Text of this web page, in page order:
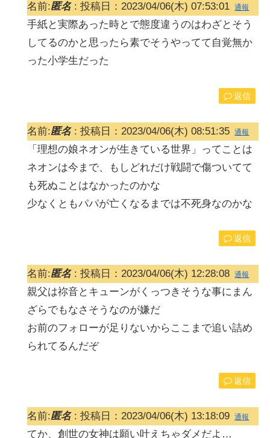
名前:匿名: 投稿日：2023/04/06(木) 07:53:01 通報
手紙と実際あった時とで態度違うのはわざとそう
してるのかと思ったら素でそうやってて自覚無か
った小学生だった
返信
名前:匿名: 投稿日：2023/04/06(木) 08:51:35 通報
「理想の娘ネオンが生きている世界」ってことは
ネオンは今まで、もしどれだけ戦闘で傷ついてて
も死ぬことはなかったのかな
少なくともパパが亡くなるまでは不死身なのかな
返信
名前:匿名: 投稿日：2023/04/06(木) 12:28:08 通報
親父は祢音とキューンがくっつきそうな事にまん
ざらでもなさそうなのが嫌だ
お前のフォローが足りないからここまで追い詰め
られてるんだぞ
返信
名前:匿名: 投稿日：2023/04/06(木) 13:18:09 通報
てか、創世の女神は願い叶えちゃダメだよ…